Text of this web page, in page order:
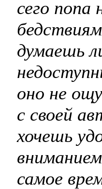
сего попа
думаешь
оно не
с своей
хочешь
самое